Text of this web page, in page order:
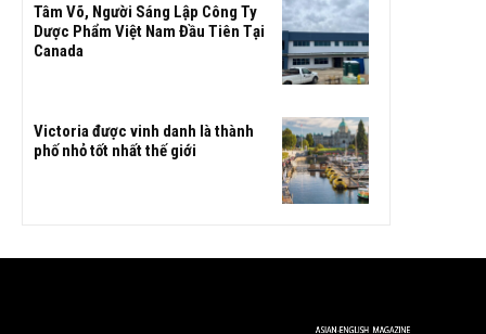
Tâm Võ, Người Sáng Lập Công Ty
Dược Phẩm Việt Nam Đầu Tiên Tại
Canada
Victoria được vinh danh là thành
phố nhỏ tốt nhất thế giới